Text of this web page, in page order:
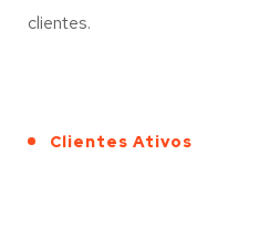
clientes.
Clientes Ativos